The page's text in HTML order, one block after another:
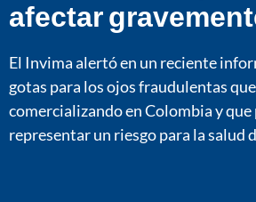
afectar
El Invima alertó en un reciente
gotas para los ojos fraudulentas
comercializando en Colombia y que
representar un riesgo para la salud